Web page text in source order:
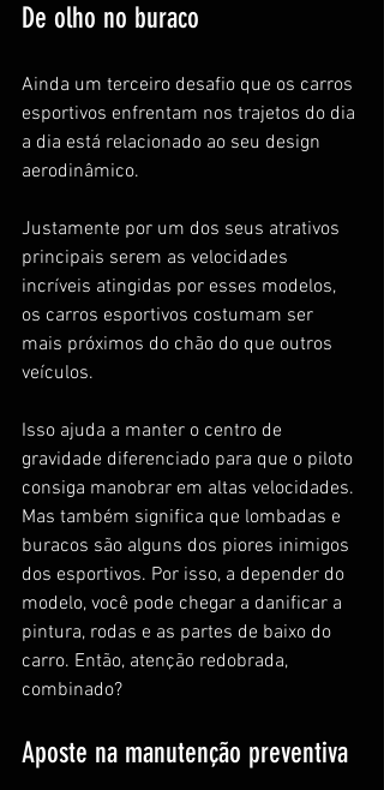
De olho no buraco
Ainda um terceiro desafio que os carros
esportivos enfrentam nos trajetos do dia
a dia está relacionado ao seu design
aerodinâmico.
Justamente por um dos seus atrativos
principais serem as velocidades
incríveis atingidas por esses modelos,
os carros esportivos costumam ser
mais próximos do chão do que outros
veículos.
Isso ajuda a manter o centro de
gravidade diferenciado para que o piloto
consiga manobrar em altas velocidades.
Mas também significa que lombadas e
buracos são alguns dos piores inimigos
dos esportivos. Por isso, a depender do
modelo, você pode chegar a danificar a
pintura, rodas e as partes de baixo do
carro. Então, atenção redobrada,
combinado?
Aposte na manutenção preventiva